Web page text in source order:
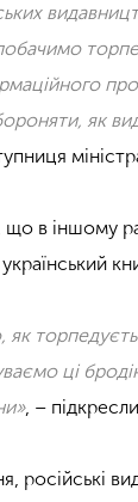
як
що в іншому
ці
, –
російські